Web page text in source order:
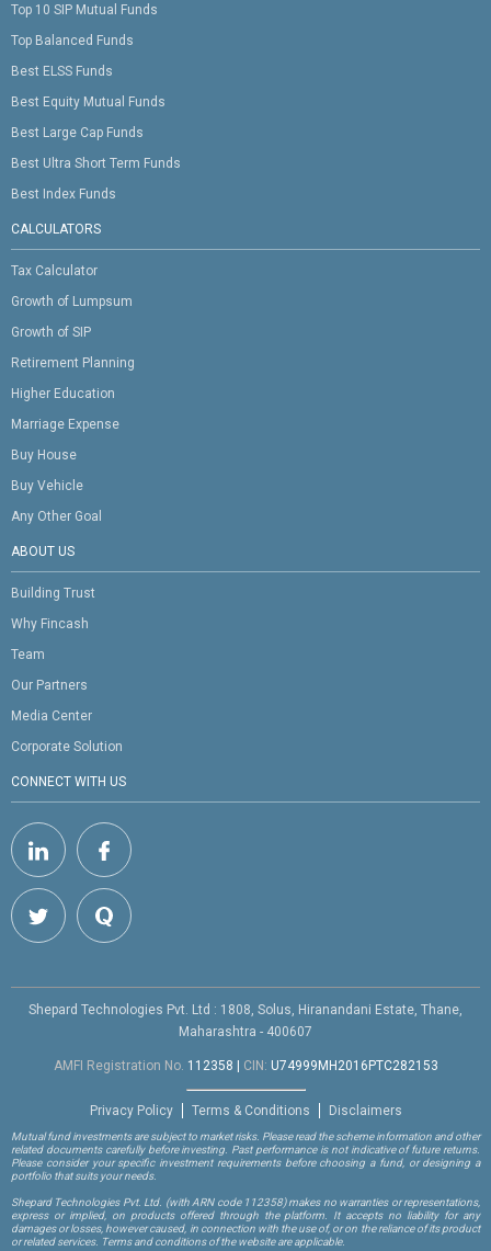
Top 10 SIP Mutual Funds
Top Balanced Funds
Best ELSS Funds
Best Equity Mutual Funds
Best Large Cap Funds
Best Ultra Short Term Funds
Best Index Funds
CALCULATORS
Tax Calculator
Growth of Lumpsum
Growth of SIP
Retirement Planning
Higher Education
Marriage Expense
Buy House
Buy Vehicle
Any Other Goal
ABOUT US
Building Trust
Why Fincash
Team
Our Partners
Media Center
Corporate Solution
CONNECT WITH US
Shepard Technologies Pvt. Ltd : 1808, Solus, Hiranandani Estate, Thane,
Maharashtra - 400607
AMFI Registration No. 112358 CIN: U74999MH2016PTC282153
Privacy Policy Terms & Conditions Disclaimers
Mutual fund investments are subject to market risks. Please read the scheme information and other
related documents carefully before investing. Past performance is not indicative of future returns.
Please consider your specific investment requirements before choosing a fund, or designing a
portfolio that suits your needs.
Shepard Technologies Pvt. Ltd. (with ARN code 112358)makes no warranties or representations,
express or implied, on products offered through the platform. It accepts no liability for any
damages or losses, however caused, in connection with the use of, or on the reliance of its product
or related services. Terms and conditions of the website are applicable.